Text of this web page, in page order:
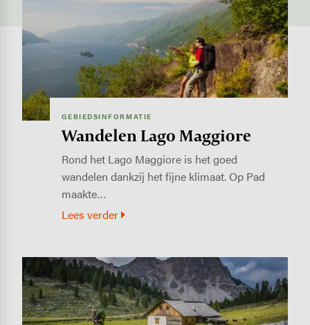
GEBIEDSINFORMATIE
Wandelen Lago Maggiore
Rond het Lago Maggiore is het goed
wandelen dankzij het fijne klimaat. Op Pad
maakte…
Lees verder
Image